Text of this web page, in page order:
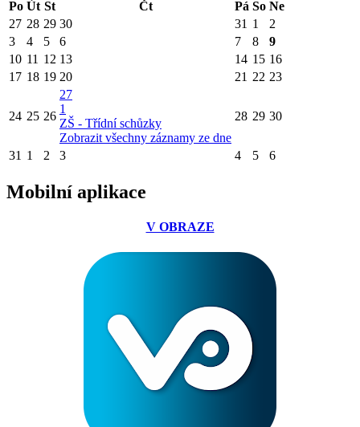
Po Út St Čt Pá So Ne
27 28 29 30 31 1
2
3
4 5 6 7 8
9
10 11 12 13 14 15 16
17 18 19 20 21 22 23
24 25 26
27
1
ZŠ - Třídní schůzky
Zobrazit všechny záznamy ze dne
28 29 30
31 1 2 3 4 5 6
Mobilní aplikace
V OBRAZE